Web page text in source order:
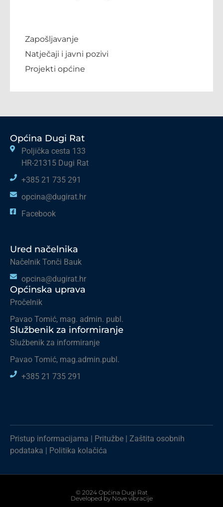
Zapošljavanje
Natječaji i javni pozivi
Projekti općine
Općina Dugi Rat
Poljička cesta 133
HR-21315 Dugi Rat
+385 21 735 291
opcina@dugirat.hr
Facebook
Ured načelnika
Načelnik Tonči Bauk
opcina@dugirat.hr
Općinska uprava
Pročelnik
Pavao Tomić, mag. admin. publ.
Službenik za informiranje
Službenik za informiranje
Pavao Tomić, mag.admin.publ.
+385 21 735 291
Pristup informacijama | Pritužbe | Zaštita osobnih
podataka | Politika kolačića
© 2024 Općina Dugi Rat
Developed by Nove vibracije